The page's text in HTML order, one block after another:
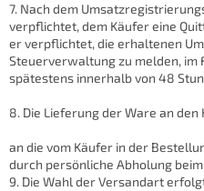
7. Nach dem
verpflichtet, dem Käufer eine
er verpflichtet, die erhaltenen
Steuerverwaltung zu melden, im
spätestens innerhalb von 48
8. Die Lieferung der Ware an
an die vom Käufer in der
durch persönliche Abholung
9. Die Wahl der Versandart